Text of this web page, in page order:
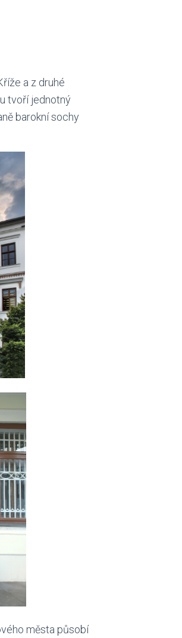
a z druhé
tvoří jednotný
barokní sochy
města působí